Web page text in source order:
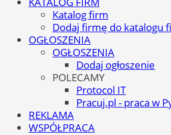
Katalog firm
Dodaj firmę do katalogu
OGŁOSZENIA
OGŁOSZENIA
Dodaj ogłoszenie
POLECAMY
Protocol IT
Pracuj.pl - praca w
REKLAMA
WSPÓŁPRACA